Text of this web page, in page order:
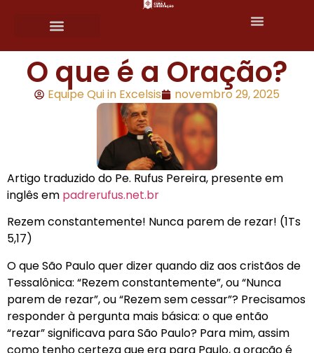
O que é a Oração?
Equipe Qui in Excelsis novembro 29, 2025
Artigo traduzido do Pe. Rufus Pereira, presente em
inglês em padrerufus.net.br
Rezem constantemente! Nunca parem de rezar! (1Ts
5,17)
O que São Paulo quer dizer quando diz aos cristãos de
Tessalônica: “Rezem constantemente”, ou “Nunca
parem de rezar”, ou “Rezem sem cessar”? Precisamos
responder à pergunta mais básica: o que então
“rezar” significava para São Paulo? Para mim, assim
como tenho certeza que era para Paulo, a oração é